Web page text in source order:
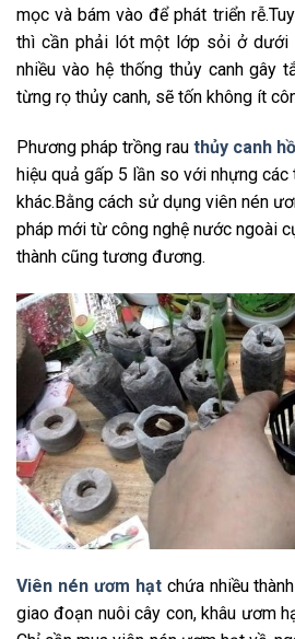
mọc và bám vào để phát triển
thì cần phải lót một lớp sỏi ở dưới
nhiều vào hệ thống thủy canh gây
từng rọ thủy canh, sẽ tốn không ít
Phương pháp trồng rau thủy canh
hiệu quả gấp 5 lần so với nhựng các
khác.Bằng cách sử dụng viên nén
pháp mới từ công nghệ nước ngoài
thành cũng tương đương.
Viên nén ươm hạtchứa nhiều
giao đoạn nuôi cây con, khâu ươm